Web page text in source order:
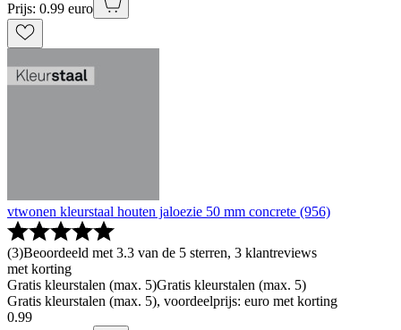
Prijs: 0.99 euro
vtwonen kleurstaal houten jaloezie 50 mm concrete (956)
(3)Beoordeeld met 3.3 van de 5 sterren, 3 klantreviews
met korting
Gratis kleurstalen (max. 5)Gratis kleurstalen (max. 5)
Gratis kleurstalen (max. 5), voordeelprijs: euro met korting
0.99